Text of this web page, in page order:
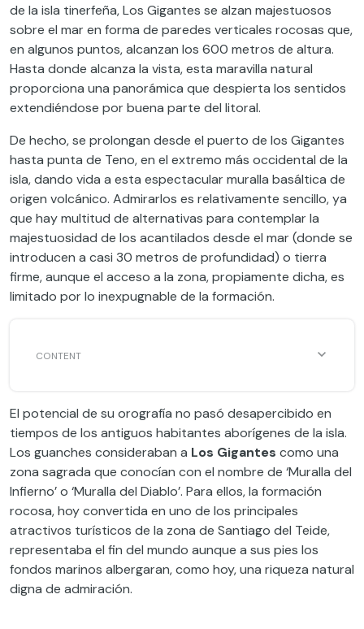
de la isla tinerfeña, Los Gigantes se alzan majestuosos
sobre el mar en forma de paredes verticales rocosas que,
en algunos puntos, alcanzan los 600 metros de altura.
Hasta donde alcanza la vista, esta maravilla natural
proporciona una panorámica que despierta los sentidos
extendiéndose por buena parte del litoral.
De hecho, se prolongan desde el puerto de los Gigantes
hasta punta de Teno, en el extremo más occidental de la
isla, dando vida a esta espectacular muralla basáltica de
origen volcánico. Admirarlos es relativamente sencillo, ya
que hay multitud de alternativas para contemplar la
majestuosidad de los acantilados desde el mar (donde se
introducen a casi 30 metros de profundidad) o tierra
firme, aunque el acceso a la zona, propiamente dicha, es
limitado por lo inexpugnable de la formación.
El potencial de su orografía no pasó desapercibido en
tiempos de los antiguos habitantes aborígenes de la isla.
Los guanches consideraban a Los Gigantes como una
zona sagrada que conocían con el nombre de ‘Muralla del
Infierno’ o ‘Muralla del Diablo’. Para ellos, la formación
rocosa, hoy convertida en uno de los principales
atractivos turísticos de la zona de Santiago del Teide,
representaba el fin del mundo aunque a sus pies los
fondos marinos albergaran, como hoy, una riqueza natural
digna de admiración.